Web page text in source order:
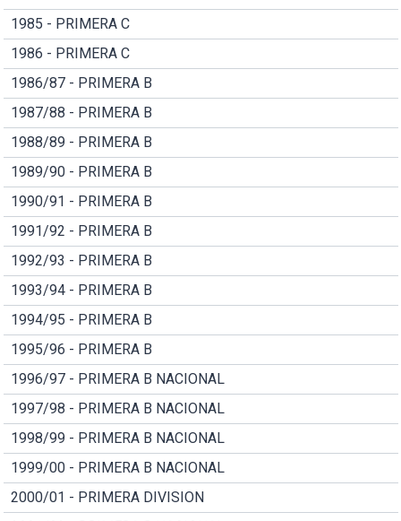
1985 - PRIMERA C
1986 - PRIMERA C
1986/87 - PRIMERA B
1987/88 - PRIMERA B
1988/89 - PRIMERA B
1989/90 - PRIMERA B
1990/91 - PRIMERA B
1991/92 - PRIMERA B
1992/93 - PRIMERA B
1993/94 - PRIMERA B
1994/95 - PRIMERA B
1995/96 - PRIMERA B
1996/97 - PRIMERA B NACIONAL
1997/98 - PRIMERA B NACIONAL
1998/99 - PRIMERA B NACIONAL
1999/00 - PRIMERA B NACIONAL
2000/01 - PRIMERA DIVISION